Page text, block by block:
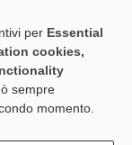
per Essential
cookies,
sempre
momento.